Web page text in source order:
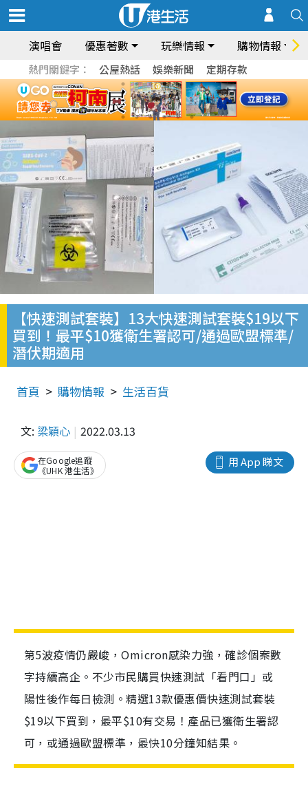
演唱會 優惠著數 玩樂情報 購物情報
熱門關鍵字： 公屋熱話 娛樂新聞 定期存款
【快速測試套裝】13大快速測試套裝$19以下
買到！最平$10獲衛生署認可/通過歐盟標準/
潛伏期適用
首頁 購物情報 生活百貨
文: 梁穎心 2022.03.13
用 App 睇文
在Google追蹤
《UHK 港生活》
第5波疫情仍嚴峻，Omicron感染力強，確診個案數
字持續高企。不少市民購買快速測試「看門口」或
陽性後作每日檢測。精選13款優惠價快速測試套裝
$19以下買到，最平$10有交易！產品已獲衛生署認
可，或通過歐盟標準，最快10分鐘知結果。